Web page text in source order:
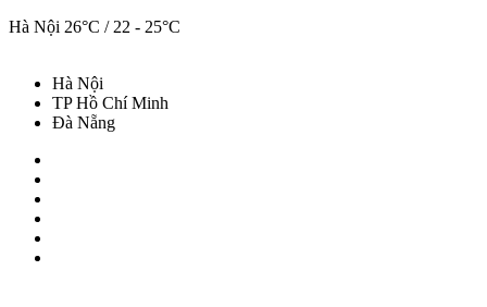
Hà Nội 26°C / 22 - 25°C
Hà Nội
TP Hồ Chí Minh
Đà Nẵng